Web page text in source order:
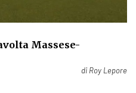
Massese-
di Roy Lepore